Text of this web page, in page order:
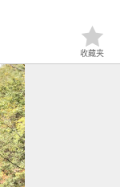
收藏夹